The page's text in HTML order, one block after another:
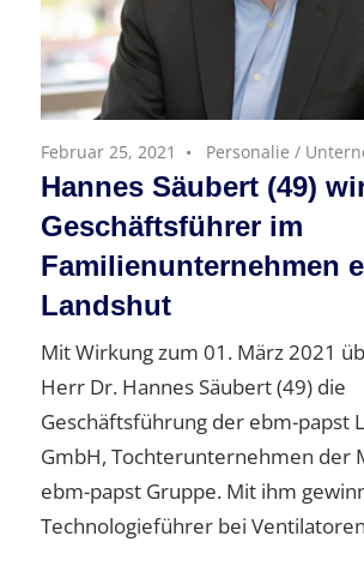
Februar 25, 2021 Personalie /
Hannes Säubert (49)
Geschäftsführer im
Familienunternehmen
Landshut
Mit Wirkung zum 01. März 2021
Herr Dr. Hannes Säubert (49) die
Geschäftsführung der ebm-papst
GmbH, Tochterunternehmen der
ebm-papst Gruppe. Mit ihm
Technologieführer bei